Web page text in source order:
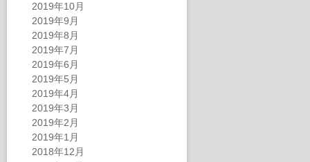
2019年10月
2019年9月
2019年8月
2019年7月
2019年6月
2019年5月
2019年4月
2019年3月
2019年2月
2019年1月
2018年12月